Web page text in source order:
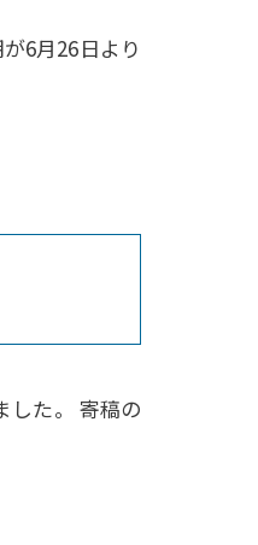
6月26日より
した。 寄稿の